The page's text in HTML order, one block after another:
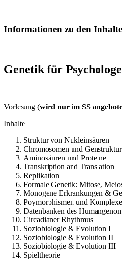
Informationen zu den
Genetik für
Vorlesung (wird nur im SS
Inhalte
Struktur von Nukleinsäuren
Chromosomen und Genstruktur
Aminosäuren und Proteine
Transkription and Translation
Replikation
Formale Genetik: Mitose,
Monogene Erkrankungen &
Poymorphismen und
Datenbanken des
Circadianer Rhythmus
Soziobiologie & Evolution I
Soziobiologie & Evolution II
Soziobiologie & Evolution III
Spieltheorie